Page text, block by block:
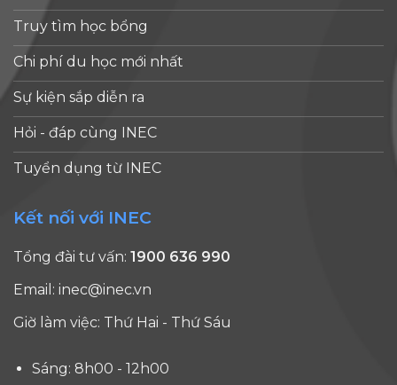
Truy tìm học bổng
Chi phí du học mới nhất
Sự kiện sắp diễn ra
Hỏi - đáp cùng INEC
Tuyển dụng từ INEC
Kết nối với INEC
Tổng đài tư vấn: 1900 636 990
Email: inec@inec.vn
Giờ làm việc: Thứ Hai - Thứ Sáu
Sáng: 8h00 - 12h00